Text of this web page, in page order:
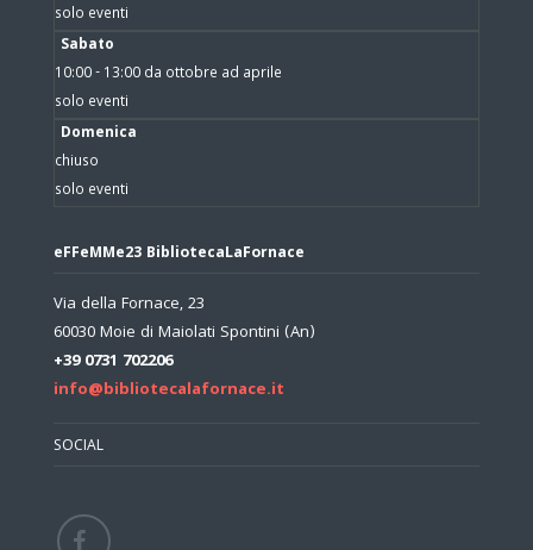
solo eventi
Sabato
10:00 - 13:00 da ottobre ad aprile
solo eventi
Domenica
chiuso
solo eventi
eFFeMMe23 BibliotecaLaFornace
Via della Fornace, 23
60030 Moie di Maiolati Spontini (An)
+39 0731 702206
info@bibliotecalafornace.it
SOCIAL